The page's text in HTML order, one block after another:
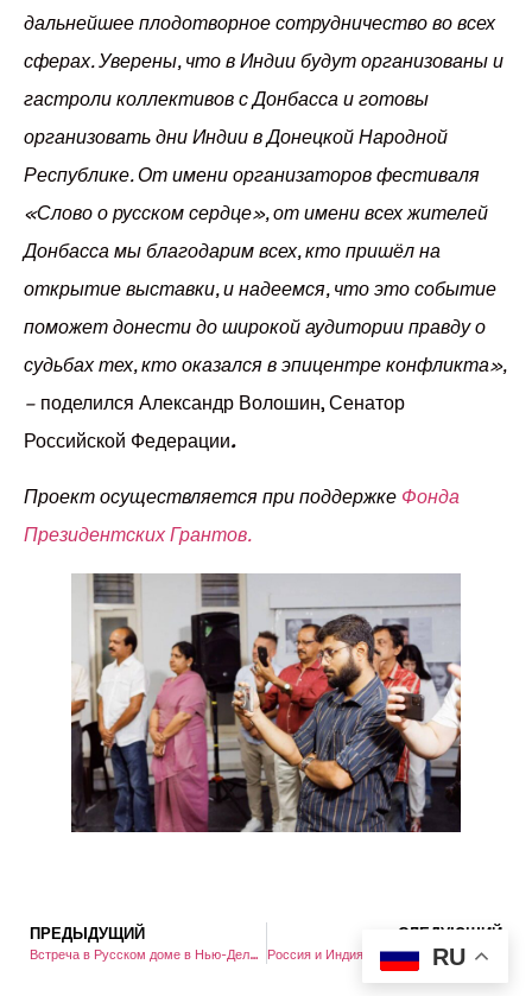
дальнейшее плодотворное сотрудничество во всех
сферах. Уверены, что в Индии будут организованы и
гастроли коллективов с Донбасса и готовы
организовать дни Индии в Донецкой Народной
Республике. От имени организаторов фестиваля
«Слово о русском сердце», от имени всех жителей
Донбасса мы благодарим всех, кто пришёл на
открытие выставки, и надеемся, что это событие
поможет донести до широкой аудитории правду о
судьбах тех, кто оказался в эпицентре конфликта»,
– поделился Александр Волошин, Сенатор
Российской Федерации.
Проект осуществляется при поддержке Фонда
Президентских Грантов.
ПРЕДЫДУЩИЙ
Встреча в Русском доме в Нью-Дели в рамках проекта «Слово о русском сердце» в Индии
СЛЕДУЮЩИЙ
Россия и Индия – два берега, соединённые мостом дружбы и сотрудничества
RU